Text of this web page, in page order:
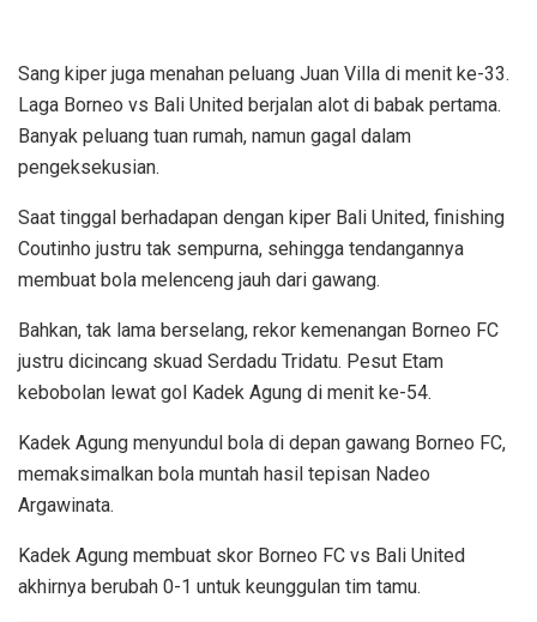
Sang kiper juga menahan peluang Juan Villa di menit ke-33.
Laga Borneo vs Bali United berjalan alot di babak pertama.
Banyak peluang tuan rumah, namun gagal dalam
pengeksekusian.
Saat tinggal berhadapan dengan kiper Bali United, finishing
Coutinho justru tak sempurna, sehingga tendangannya
membuat bola melenceng jauh dari gawang.
Bahkan, tak lama berselang, rekor kemenangan Borneo FC
justru dicincang skuad Serdadu Tridatu. Pesut Etam
kebobolan lewat gol Kadek Agung di menit ke-54.
Kadek Agung menyundul bola di depan gawang Borneo FC,
memaksimalkan bola muntah hasil tepisan Nadeo
Argawinata.
Kadek Agung membuat skor Borneo FC vs Bali United
akhirnya berubah 0-1 untuk keunggulan tim tamu.